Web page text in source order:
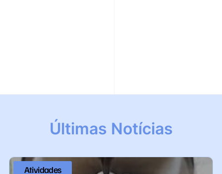
Últimas Notícias
Atividades